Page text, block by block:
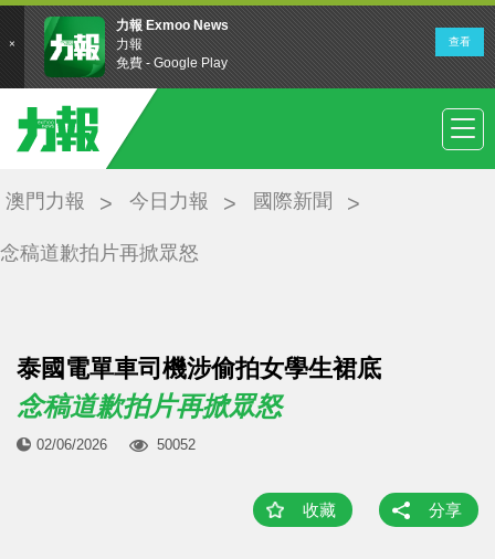
澳門力報 今日力報 國際新聞
念稿道歉拍片再掀眾怒
泰國電單車司機涉偷拍女學生裙底
念稿道歉拍片再掀眾怒
02/06/2026 50052
收藏 分享